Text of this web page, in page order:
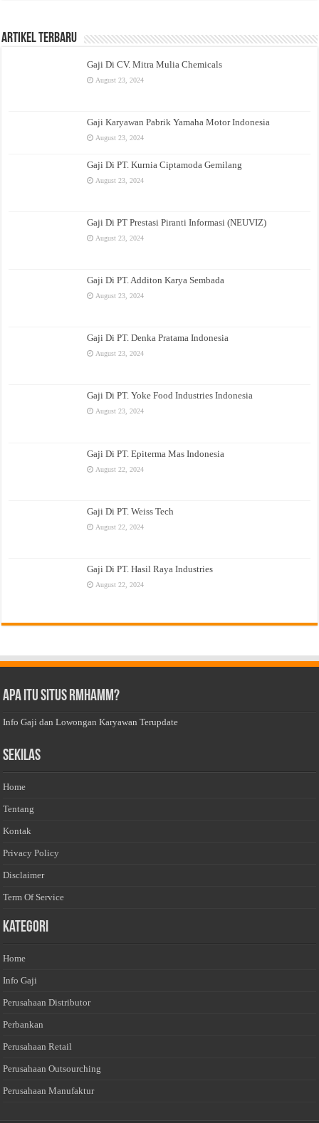
Artikel Terbaru
Gaji Di CV. Mitra Mulia Chemicals
August 23, 2024
Gaji Karyawan Pabrik Yamaha Motor Indonesia
August 23, 2024
Gaji Di PT. Kurnia Ciptamoda Gemilang
August 23, 2024
Gaji Di PT Prestasi Piranti Informasi (NEUVIZ)
August 23, 2024
Gaji Di PT. Additon Karya Sembada
August 23, 2024
Gaji Di PT. Denka Pratama Indonesia
August 23, 2024
Gaji Di PT. Yoke Food Industries Indonesia
August 23, 2024
Gaji Di PT. Epiterma Mas Indonesia
August 22, 2024
Gaji Di PT. Weiss Tech
August 22, 2024
Gaji Di PT. Hasil Raya Industries
August 22, 2024
Apa Itu Situs Rmhamm?
Info Gaji dan Lowongan Karyawan Terupdate
Sekilas
Home
Tentang
Kontak
Privacy Policy
Disclaimer
Term Of Service
Kategori
Home
Info Gaji
Perusahaan Distributor
Perbankan
Perusahaan Retail
Perusahaan Outsourching
Perusahaan Manufaktur